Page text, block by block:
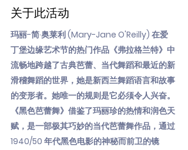
关于此活动
玛丽-简·奥莱利 (Mary-Jane O'Reilly) 在爱
丁堡边缘艺术节的热门作品《弗拉格兰特》中
流畅地跨越了古典芭蕾、当代舞蹈和最近的新
滑稽舞蹈的世界，她是新西兰舞蹈语言和故事
的变形者。她唯一的规则是它必须令人兴奋。
《黑色芭蕾舞》借鉴了玛丽珍的热情和润色天
赋，是一部极其巧妙的当代芭蕾舞作品，通过
1940/50 年代黑色电影的神秘而前卫的镜